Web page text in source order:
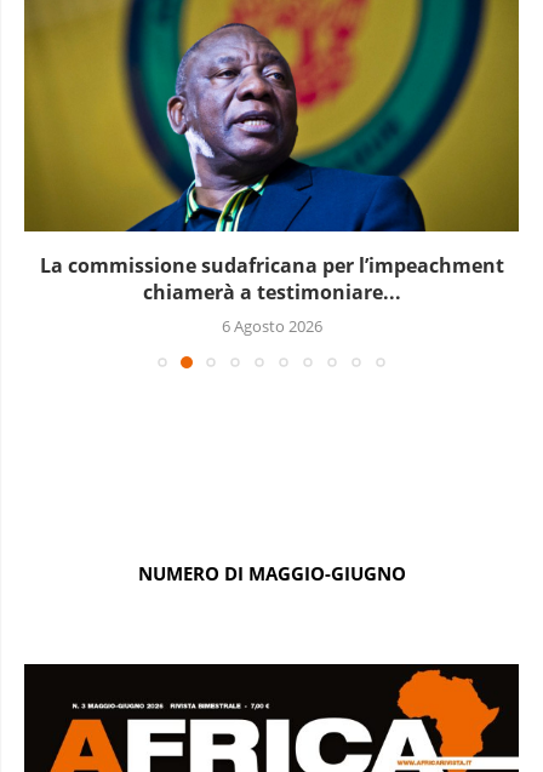
Le elezioni presidenziali a Capo Verde si terranno...
6 Agosto 2026